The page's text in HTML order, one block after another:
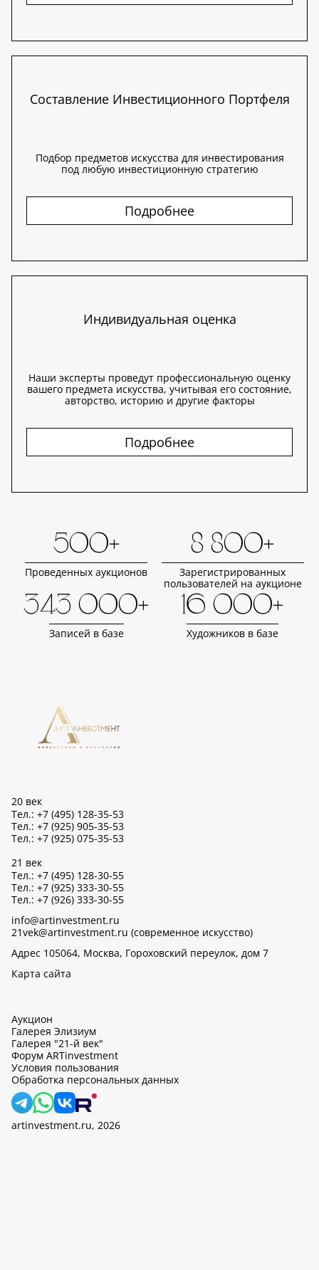
Составление Инвестиционного Портфеля
Подбор предметов искусства для инвестирования
под любую инвестиционную стратегию
Подробнее
Индивидуальная оценка
Наши эксперты проведут профессиональную оценку
вашего предмета искусства, учитывая его состояние,
авторство, историю и другие факторы
Подробнее
500+
Проведенных аукционов
8 800+
Зарегистрированных
пользователей на аукционе
343 000+
Записей в базе
16 000+
Художников в базе
20 век
Тел.: +7 (495) 128-35-53
Тел.: +7 (925) 905-35-53
Тел.: +7 (925) 075-35-53
21 век
Тел.: +7 (495) 128-30-55
Тел.: +7 (925) 333-30-55
Тел.: +7 (926) 333-30-55
info@artinvestment.ru
21vek@artinvestment.ru (современное искусство)
Адрес 105064, Москва, Гороховский переулок, дом 7
Карта сайта
Аукцион
Галерея Элизиум
Галерея "21-й век"
Форум ARTinvestment
Условия пользования
Обработка персональных данных
artinvestment.ru, 2026